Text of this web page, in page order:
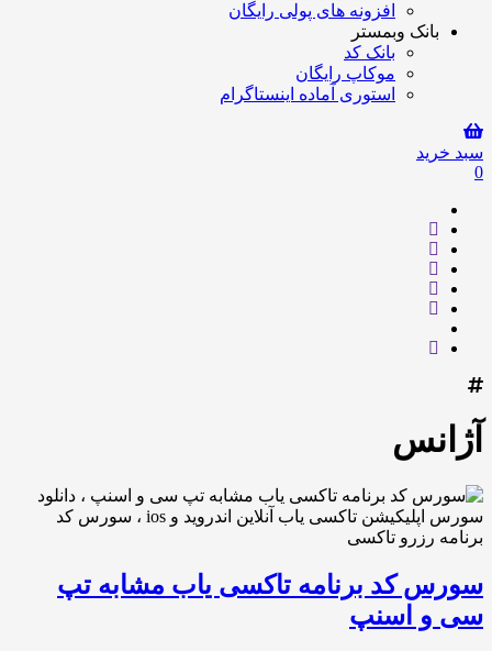
افزونه های پولی رایگان
بانک وبمستر
بانک کد
موکاپ رایگان
استوری آماده اینستاگرام
سبد خرید
0
آژانس
سورس کد برنامه تاکسی یاب مشابه تپ
سی و اسنپ